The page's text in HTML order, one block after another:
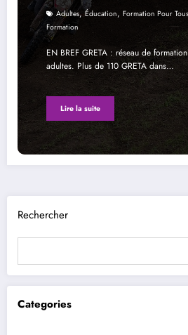
Adultes,Éducation, Formation Pour Tous
Formation
EN BREF GRETA : réseau de
adultes. Plus de 110 GRETA dans…
Lire la suite
Rechercher
Categories